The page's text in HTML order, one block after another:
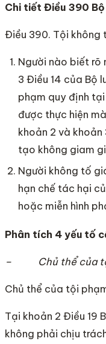
Chi tiết Điều 390
Điều 390. Tội không
Người nào biết rõ
3 Điều 14 của Bộ
phạm quy định
được thực hiện
khoản 2 và
tạo không giam
Người không tố
hạn chế tác hại
hoặc miễn hình
Phân tích 4 yếu tố
– Chủ thể của
Chủ thể của tội
Tại khoản 2 Điều 19
không phải chịu